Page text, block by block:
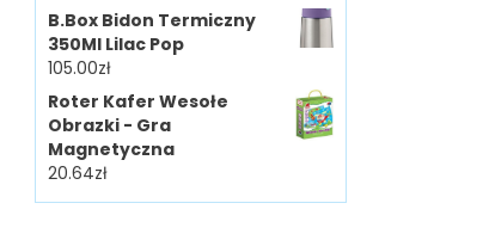
B.Box Bidon Termiczny
350Ml Lilac Pop
105.00zł
Roter Kafer Wesołe
Obrazki - Gra
Magnetyczna
20.64zł